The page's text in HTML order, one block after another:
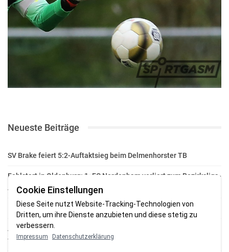
Neueste Beiträge
SV Brake feiert 5:2-Auftaktsieg beim Delmenhorster TB
Fehlstart in Oldenburg: 1. FC Nordenham verliert zum Bezirksliga-
Auftakt
Fußball in der Wesermarsch: Die Bilder vom Wochenende
Aufstieg geschafft: HSG-Unterweser-C-Jugend macht sich bereit
für die Oberliga
Cookie Einstellungen
Diese Seite nutzt Website-Tracking-Technologien von
Dritten, um ihre Dienste anzubieten und diese stetig zu
verbessern.
Impressum Datenschutzerklärung